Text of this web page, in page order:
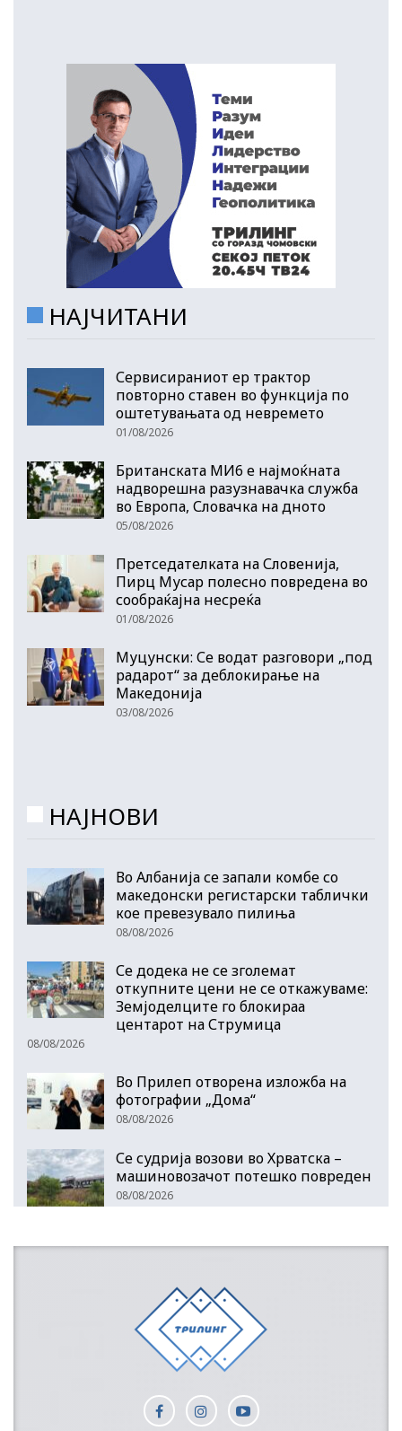
НАЈЧИТАНИ
Сервисираниот ер трактор
повторно ставен во функција по
оштетувањата од невремето
01/08/2026
Британската МИ6 е најмоќната
надворешна разузнавачка служба
во Европа, Словачка на дното
05/08/2026
Претседателката на Словенија,
Пирц Мусар полесно повредена во
сообраќајна несреќа
01/08/2026
Муцунски: Се водат разговори „под
радарот“ за деблокирање на
Македонија
03/08/2026
НАЈНОВИ
Во Албанија се запали комбе со
македонски регистарски таблички
кое превезувало пилиња
08/08/2026
Се додека не се зголемат
откупните цени не се откажуваме:
Земјоделците го блокираа
центарот на Струмица
08/08/2026
Во Прилеп отворена изложба на
фотографии „Дома“
08/08/2026
Се судрија возови во Хрватска –
машиновозачот потешко повреден
08/08/2026